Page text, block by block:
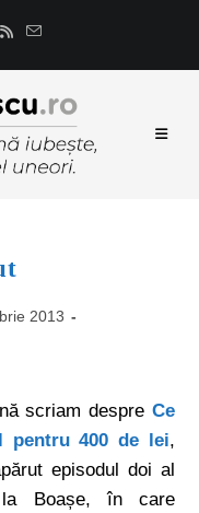
2013
scriam despre Ce
pentru 400 de lei,
episodul doi al
Boașe, în care